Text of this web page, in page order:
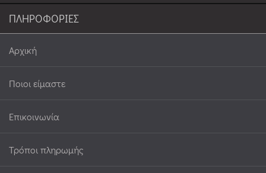
ΠΛΗΡΟΦΟΡΙΕΣ
Αρχική
Ποιοι είμαστε
Επικοινωνία
Τρόποι πληρωμής